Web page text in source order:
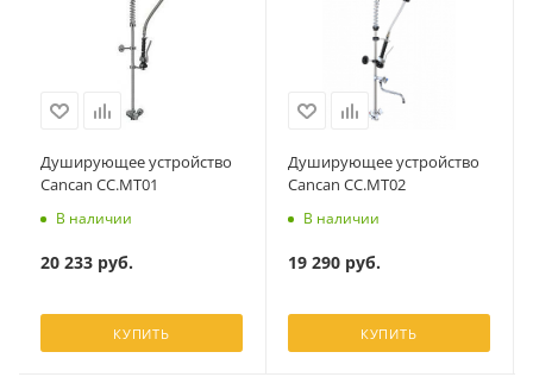
Душирующее устройство
Cancan CC.MT01
В наличии
20 233руб.
КУПИТЬ
Душирующее устройство
Cancan CC.MT02
В наличии
19 290руб.
КУПИТЬ